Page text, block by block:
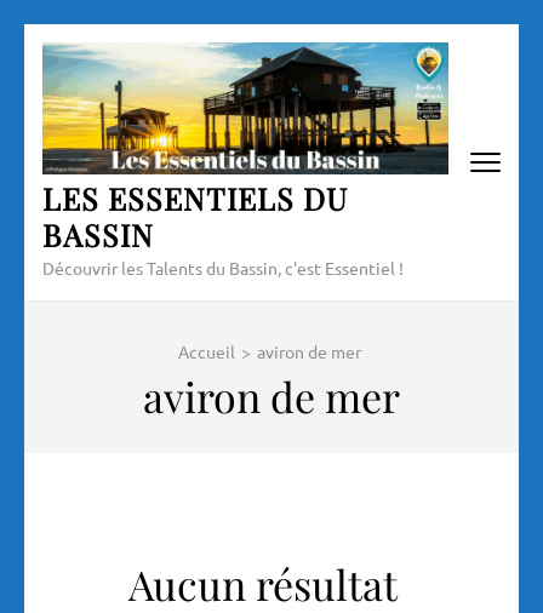
Aller
contenu
(Pressez
Entrée)
LES ESSENTIELS DU
BASSIN
Découvrir les Talents du Bassin, c'est Essentiel !
Accueil > aviron de mer
aviron de mer
Aucun résultat